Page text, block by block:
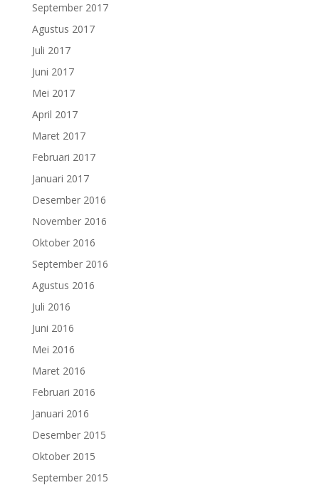
September 2017
Agustus 2017
Juli 2017
Juni 2017
Mei 2017
April 2017
Maret 2017
Februari 2017
Januari 2017
Desember 2016
November 2016
Oktober 2016
September 2016
Agustus 2016
Juli 2016
Juni 2016
Mei 2016
Maret 2016
Februari 2016
Januari 2016
Desember 2015
Oktober 2015
September 2015